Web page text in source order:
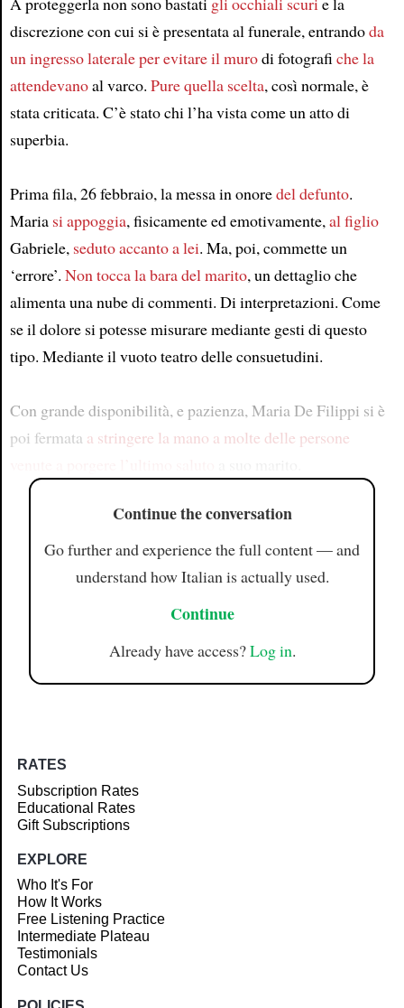
Article
discrezione con cui si è presentata al funerale, entrandoda
un ingresso lateraleper evitare il murodi fotografiche la
attendevanoal varco. Pure quella scelta, così normale, è
stata criticata. C’è stato chi l’ha vista come un atto di
superbia.
Prima fila, 26 febbraio, la messa in onoredel defunto.
Maria si appoggia, fisicamente ed emotivamente,al figlio
Gabriele, seduto accanto a lei. Ma, poi, commette un
‘errore’. Non tocca la bara del marito, un dettaglio che
alimenta una nube di commenti. Di interpretazioni. Come
se il dolore si potesse misurare mediante gesti di questo
tipo. Mediante il vuoto teatro delle consuetudini.
Con grande disponibilità, e pazienza, Maria De Filippi si è
poi fermata a stringere la mano a molte delle persone
Continue the conversation
Go further and experience the full content — and
understand how Italian is actually used.
Continue
Already have access?Log in.
RATES
Subscription Rates
Educational Rates
Gift Subscriptions
EXPLORE
Who It's For
How It Works
Free Listening Practice
Intermediate Plateau
Testimonials
Contact Us